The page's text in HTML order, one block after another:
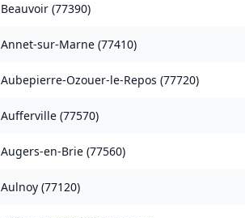
Beauvoir (77390)
Annet-sur-Marne (77410)
Aubepierre-Ozouer-le-Repos (77720)
Aufferville (77570)
Augers-en-Brie (77560)
Aulnoy (77120)